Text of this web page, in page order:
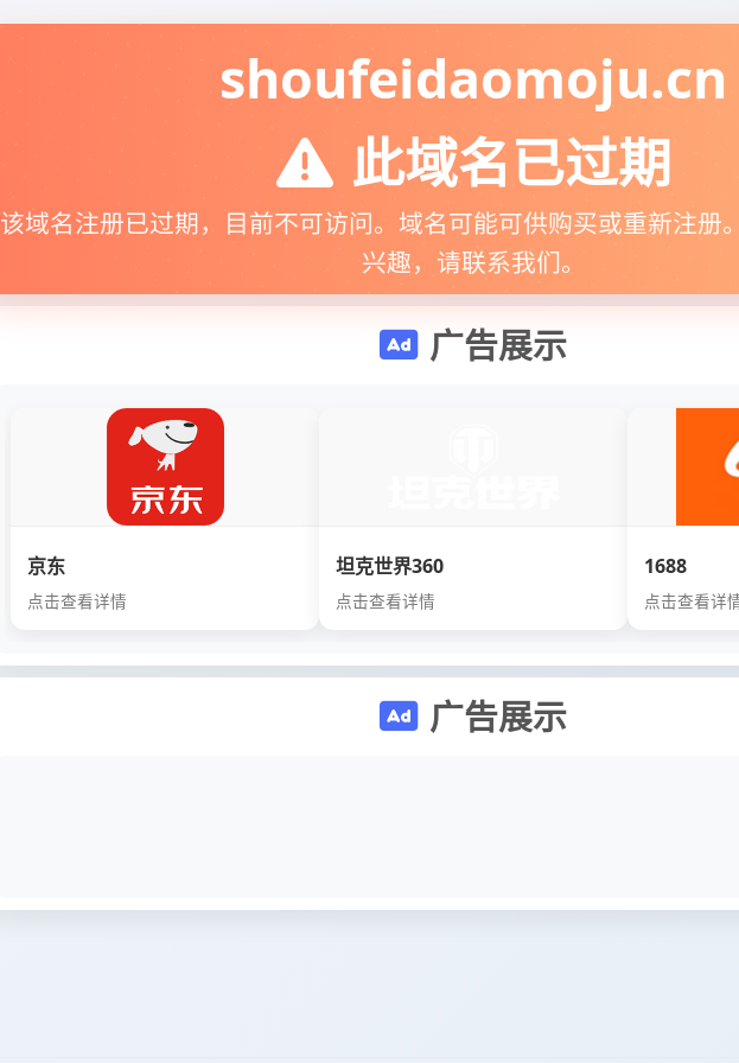
shoufeidaomoju.cn
此域名已过期
该域名注册已过期，目前不可访问。域名可能可供购买或重新注册
兴趣，请联系我们。
广告展示
京东
点击查看详情
坦克世界360
点击查看详情
1688
点击查看详
广告展示